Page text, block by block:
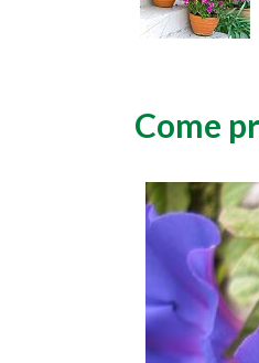
Come